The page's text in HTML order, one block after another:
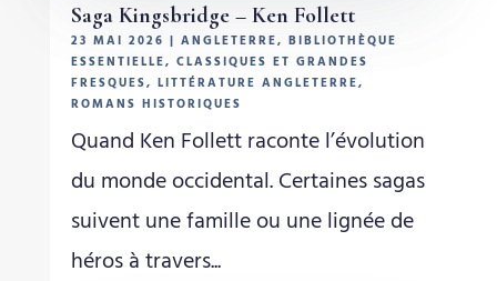
Saga Kingsbridge – Ken Follett
23 MAI 2026 | ANGLETERRE, BIBLIOTHÈQUE
ESSENTIELLE, CLASSIQUES ET GRANDES
FRESQUES, LITTÉRATURE ANGLETERRE,
ROMANS HISTORIQUES
Quand Ken Follett raconte l’évolution
du monde occidental. Certaines sagas
suivent une famille ou une lignée de
héros à travers...